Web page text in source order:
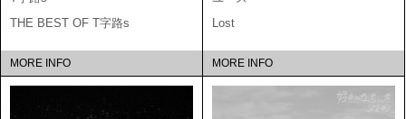
THE BEST OF T字路s
MORE INFO
Lost
MORE INFO